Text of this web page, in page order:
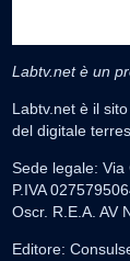
Labtv.net è un
Labtv.net è il
del digitale
Sede legale: Via
P.IVA
Oscr. R.E.A. AV
Editore: